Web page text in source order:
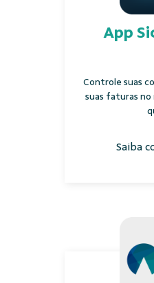
App
Controle suas
suas faturas
Saiba